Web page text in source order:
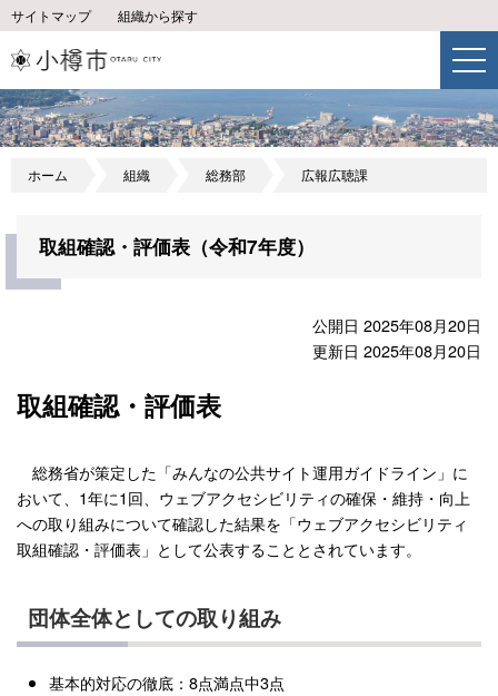
サイトマップ 組織から探す
ホーム 組織 総務部 広報広聴課
取組確認・評価表（令和7年度）
公開日 2025年08月20日
更新日 2025年08月20日
取組確認・評価表
総務省が策定した「みんなの公共サイト運用ガイドライン」に
おいて、1年に1回、ウェブアクセシビリティの確保・維持・向上
への取り組みについて確認した結果を「ウェブアクセシビリティ
取組確認・評価表」として公表することとされています。
団体全体としての取り組み
基本的対応の徹底：8点満点中3点